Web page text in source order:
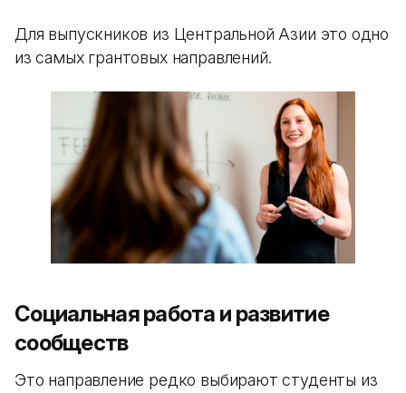
Для выпускников из Центральной Азии это одно
из самых грантовых направлений.
Социальная работа и развитие
сообществ
Это направление редко выбирают студенты из